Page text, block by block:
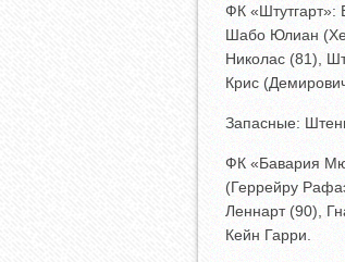
ФК «Штутгарт»:
Шабо Юлиан
Николас (81),
Крис
Запасные:
ФК «Бавария
(Геррейру
Леннарт (90),
Кейн Гарри.